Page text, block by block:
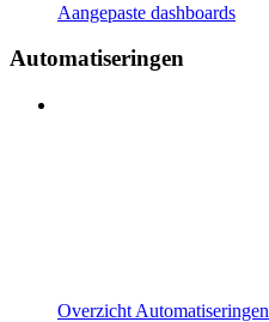
Aangepaste dashboards
Automatiseringen
Overzicht Automatiseringen